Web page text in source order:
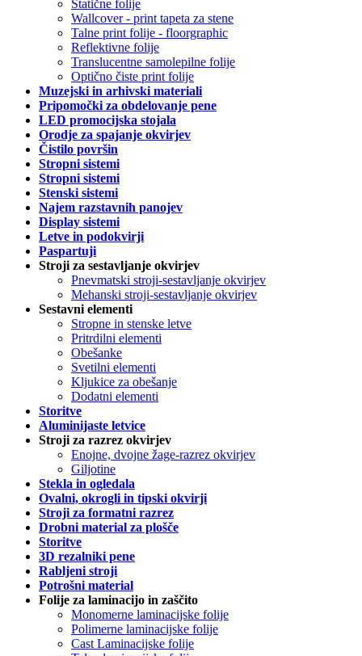
Statične folije
Wallcover - print tapeta za stene
Talne print folije - floorgraphic
Reflektivne folije
Translucentne samolepilne folije
Optično čiste print folije
Muzejski in arhivski materiali
Pripomočki za obdelovanje pene
LED promocijska stojala
Orodje za spajanje okvirjev
Čistilo površin
Stropni sistemi
Stropni sistemi
Stenski sistemi
Najem razstavnih panojev
Display sistemi
Letve in podokvirji
Paspartuji
Stroji za sestavljanje okvirjev
Pnevmatski stroji-sestavljanje okvirjev
Mehanski stroji-sestavljanje okvirjev
Sestavni elementi
Stropne in stenske letve
Pritrdilni elementi
Obešanke
Svetilni elementi
Kljukice za obešanje
Dodatni elementi
Storitve
Aluminijaste letvice
Stroji za razrez okvirjev
Enojne, dvojne žage-razrez okvirjev
Giljotine
Stekla in ogledala
Ovalni, okrogli in tipski okvirji
Stroji za formatni razrez
Drobni material za plošče
Storitve
3D rezalniki pene
Rabljeni stroji
Potrošni material
Folije za laminacijo in zaščito
Monomerne laminacijske folije
Polimerne laminacijske folije
Cast Laminacijske folije